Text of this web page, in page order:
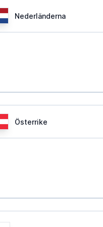
Nederländerna
Österrike